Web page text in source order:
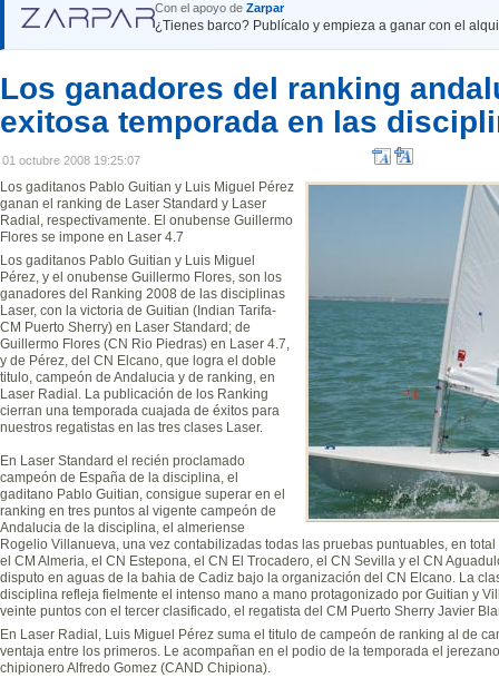
Con el apoyo de Zarpar
¿Tienes barco? Publícalo y empieza a ganar con el
Los ganadores del ranking
exitosa temporada en las
01 octubre 2008 19:25:07
Los gaditanos Pablo Guitian y Luis Miguel Pérez
ganan el ranking de Laser Standard y Laser
Radial, respectivamente. El onubense Guillermo
Flores se impone en Laser 4.7
Los gaditanos Pablo Guitian y Luis Miguel
Pérez, y el onubense Guillermo Flores, son los
ganadores del Ranking 2008 de las disciplinas
Laser, con la victoria de Guitian (Indian Tarifa-
CM Puerto Sherry) en Laser Standard; de
Guillermo Flores (CN Rio Piedras) en Laser 4.7,
y de Pérez, del CN Elcano, que logra el doble
titulo, campeón de Andalucia y de ranking, en
Laser Radial. La publicación de los Ranking
cierran una temporada cuajada de éxitos para
nuestros regatistas en las tres clases Laser.
En Laser Standard el recién proclamado
campeón de España de la disciplina, el
gaditano Pablo Guitian, consigue superar en el
ranking en tres puntos al vigente campeón de
Andalucia de la disciplina, el almeriense
Rogelio Villanueva, una vez contabilizadas todas las pruebas puntuables, en
el CM Almeria, el CN Estepona, el CN El Trocadero, el CN Sevilla y el CN
disputo en aguas de la bahia de Cadiz bajo la organización del CN Elcano. La
disciplina refleja fielmente el intenso mano a mano protagonizado por Guitian y
veinte puntos con el tercer clasificado, el regatista del CM Puerto Sherry Javier
En Laser Radial, Luis Miguel Pérez suma el titulo de campeón de ranking al de
ventaja entre los primeros. Le acompañan en el podio de la temporada el
chipionero Alfredo Gomez (CAND Chipiona).